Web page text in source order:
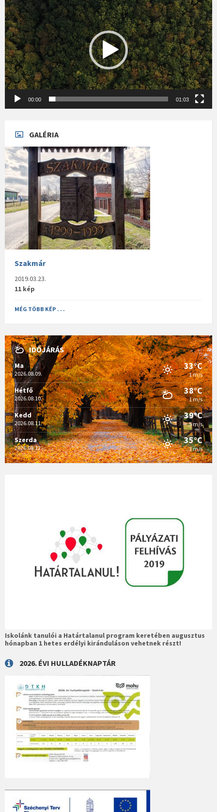
00:00 01:03
GALÉRIA
Szakmár
2019.03.23.
11 kép
MÉG TÖBB KÉP . . .
IDŐJÁRÁS
Ma
2026.08.09.
33°C
1 m/s
Hétfő
2026.08.10.
38°C
1 m/s
Kedd
2026.08.11.
39°C
5 m/s
Szerda
2026.08.12.
35°C
3 m/s
Iskolánk tanulói a Határtalanul program keretében augusztus
hónapban 1 hetes erdélyi kiránduláson vehetnek részt!
2026. ÉVI HULLADÉKNAPTÁR